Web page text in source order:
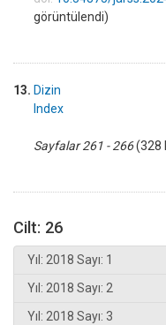
görüntülendi)
13. Dizin
Index
Sayfalar 261 - 266(328
Cilt: 26
Yıl: 2018 Sayı: 1
Yıl: 2018 Sayı: 2
Yıl: 2018 Sayı: 3